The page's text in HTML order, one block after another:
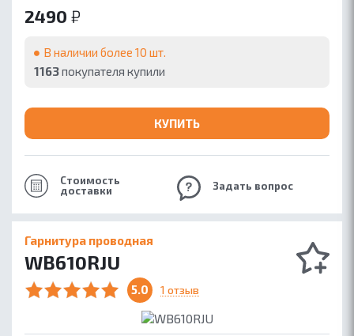
2490 ₽
В наличии более 10 шт.
1163покупателя купили
КУПИТЬ
Стоимость
доставки
Задать вопрос
Гарнитура проводная
WB610RJU
5.0 1 отзыв